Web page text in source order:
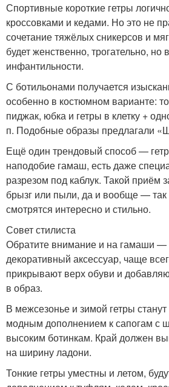
Спортивные короткие гетры
кроссовками и кедами. Но это не
сочетание тяжёлых сникерсов и
будет женственно, трогательно, но
инфантильности.
С ботильонами получается
особенно в костюмном варианте:
пиджак, юбка и гетры в клетку +
п. Подобные образы предлагали
Ещё один трендовый способ —
наподобие гамаш, есть даже
разрезом под каблук. Такой приём
брызг или пыли, да и вообще — так
смотрятся интересно и стильно.
Совет стилиста
Обратите внимание и на гамаши —
декоративный аксессуар, чаще
прикрывают верх обуви и
в образ.
В межсезонье и зимой гетры
модным дополнением к сапогам с
высоким ботинкам. Край должен
на ширину ладони.
Тонкие гетры уместны и летом,